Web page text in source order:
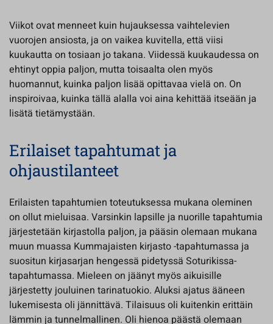
Viikot ovat menneet kuin hujauksessa vaihtelevien
vuorojen ansiosta, ja on vaikea kuvitella, että viisi
kuukautta on tosiaan jo takana. Viidessä kuukaudessa on
ehtinyt oppia paljon, mutta toisaalta olen myös
huomannut, kuinka paljon lisää opittavaa vielä on. On
inspiroivaa, kuinka tällä alalla voi aina kehittää itseään ja
lisätä tietämystään.
Erilaiset tapahtumat ja
ohjaustilanteet
Erilaisten tapahtumien toteutuksessa mukana oleminen
on ollut mieluisaa. Varsinkin lapsille ja nuorille tapahtumia
järjestetään kirjastolla paljon, ja pääsin olemaan mukana
muun muassa Kummajaisten kirjasto -tapahtumassa ja
suositun kirjasarjan hengessä pidetyssä Soturikissa-
tapahtumassa. Mieleen on jäänyt myös aikuisille
järjestetty jouluinen tarinatuokio. Aluksi ajatus ääneen
lukemisesta oli jännittävä. Tilaisuus oli kuitenkin erittäin
lämmin ja tunnelmallinen. Oli hienoa päästä olemaan